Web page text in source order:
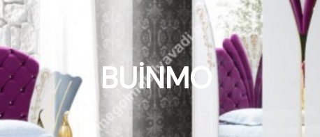
BUİNMO